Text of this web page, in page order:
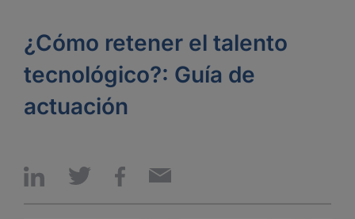
¿Cómo retener el talento
tecnológico?: Guía de
actuación